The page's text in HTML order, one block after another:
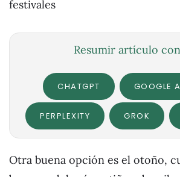
festivales
Resumir artículo
CHATGPT GOOGLE
PERPLEXITY GROK
Otra buena opción es el otoño,